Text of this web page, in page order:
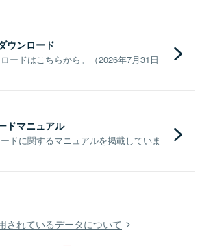
ウンロード
ードはこちらから。（2026年7月31日
ドマニュアル
ドに関するマニュアルを掲載していま
されているデータについて